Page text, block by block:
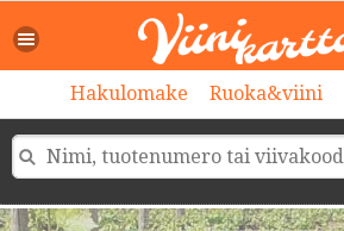
Hakulomake Ruoka&viini